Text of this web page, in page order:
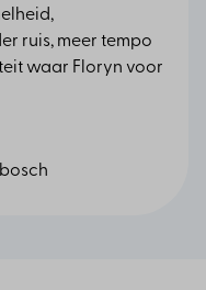
ruis, meer tempo
waar Floryn voor